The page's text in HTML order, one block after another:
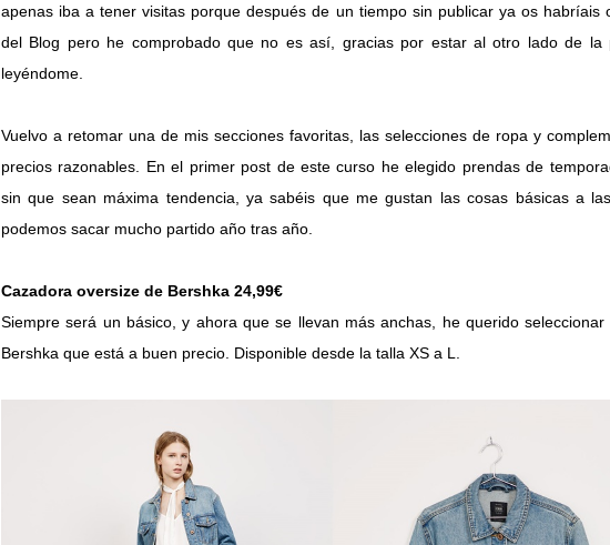
apenas iba a tener visitas porque después de un tiempo sin publicar ya os habríais
del Blog pero he comprobado que no es así, gracias por estar al otro lado de la
leyéndome.
Vuelvo a retomar una de mis secciones favoritas, las selecciones de ropa y
precios razonables. En el primer post de este curso he elegido prendas de
sin que sean máxima tendencia, ya sabéis que me gustan las cosas básicas a
podemos sacar mucho partido año tras año.
Cazadora oversize de Bershka 24,99€
Siempre será un básico, y ahora que se llevan más anchas, he querido seleccionar
Bershka que está a buen precio. Disponible desde la talla XS a L.